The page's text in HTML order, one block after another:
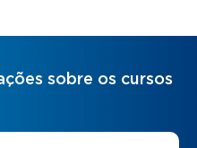
sobre os cursos